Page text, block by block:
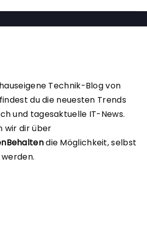
Technik-Blog von
du die neuesten Trends
und tagesaktuelle IT-News.
wir dir über
die Möglichkeit, selbst